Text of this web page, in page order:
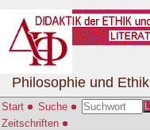
Start Suche
Zeitschriften
Philosophie und